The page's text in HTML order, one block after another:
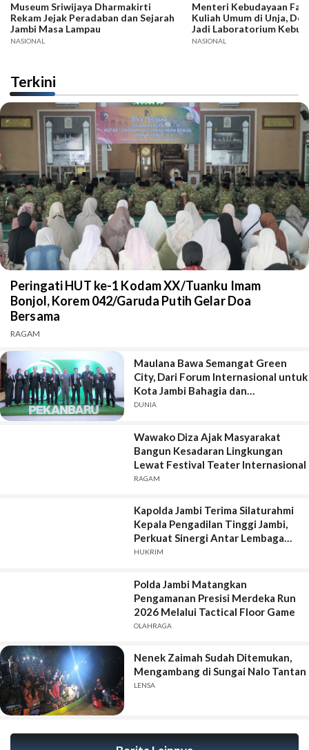
Museum Sriwijaya Dharmakirti
Rekam Jejak Peradaban dan Sejarah
Jambi Masa Lampau
NASIONAL
Menteri Kebudayaan
Kuliah Umum di Unja,
Jadi Laboratorium
NASIONAL
Terkini
Peringati HUT ke-1 Kodam XX/Tuanku Imam
Bonjol, Korem 042/Garuda Putih Gelar Doa
Bersama
RAGAM
Maulana Bawa Semangat Green
City, Dari Forum Internasional untuk
Kota Jambi Bahagia dan
Berkelanjutan
DUNIA
Wawako Diza Ajak Masyarakat
Bangun Kesadaran Lingkungan
Lewat Festival Teater Internasional
RAGAM
Kapolda Jambi Terima Silaturahmi
Kepala Pengadilan Tinggi Jambi,
Perkuat Sinergi Antar Lembaga
Penegak Hukum
HUKRIM
Polda Jambi Matangkan
Pengamanan Presisi Merdeka Run
2026 Melalui Tactical Floor Game
OLAHRAGA
Nenek Zaimah Sudah Ditemukan,
Mengambang di Sungai Nalo Tantan
LENSA